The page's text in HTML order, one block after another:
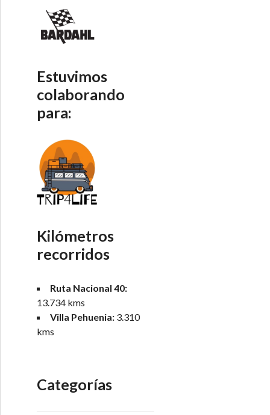
Estuvimos
colaborando
para:
Kilómetros
recorridos
Ruta Nacional 40:
13.734 kms
Villa Pehuenia: 3.310
kms
Categorías